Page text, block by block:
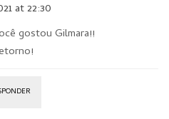
at 22:30
gostou Gilmara!!